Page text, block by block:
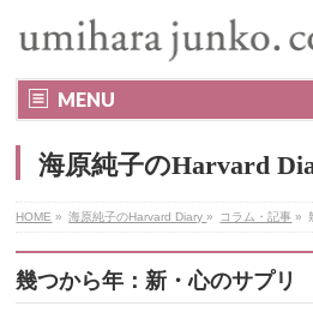
MENU
海原純子のHarvard
HOME » 海原純子のHarvard Diary» コラム・記事 »
幾つから年：新・心のサプリ